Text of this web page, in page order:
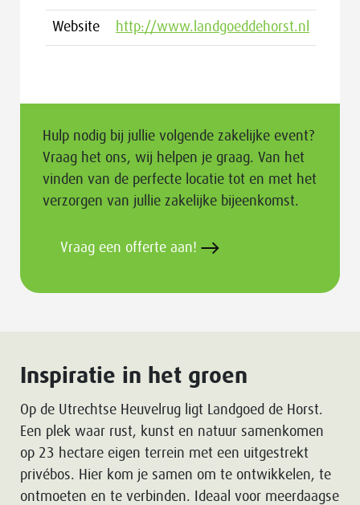
Website http://www.landgoeddehorst.nl
Hulp nodig bij jullie volgende zakelijke event?
Vraag het ons, wij helpen je graag. Van het
vinden van de perfecte locatie tot en met het
verzorgen van jullie zakelijke bijeenkomst.
Vraag een offerte aan!
Inspiratie in het groen
Op de Utrechtse Heuvelrug ligt Landgoed de Horst.
Een plek waar rust, kunst en natuur samenkomen
op 23 hectare eigen terrein met een uitgestrekt
privébos. Hier kom je samen om te ontwikkelen, te
ontmoeten en te verbinden. Ideaal voor meerdaagse